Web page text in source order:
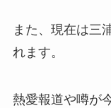
また、現在は三
れます。
熱愛報道や噂が